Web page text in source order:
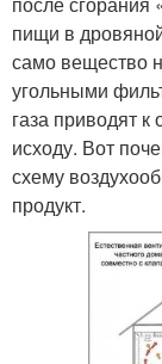
пищи в
само вещество
угольными
газа приводят
исходу. Вот
схему
продукт.